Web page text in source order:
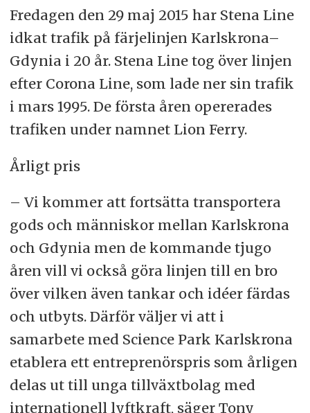
Fredagen den 29 maj 2015 har Stena Line
idkat trafik på färjelinjen Karlskrona–
Gdynia i 20 år. Stena Line tog över linjen
efter Corona Line, som lade ner sin trafik
i mars 1995. De första åren opererades
trafiken under namnet Lion Ferry.
Årligt pris
– Vi kommer att fortsätta transportera
gods och människor mellan Karlskrona
och Gdynia men de kommande tjugo
åren vill vi också göra linjen till en bro
över vilken även tankar och idéer färdas
och utbyts. Därför väljer vi att i
samarbete med Science Park Karlskrona
etablera ett entreprenörspris som årligen
delas ut till unga tillväxtbolag med
internationell lyftkraft, säger Tony